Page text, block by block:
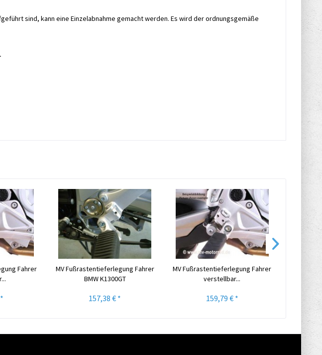
sind, kann eine Einzelabnahme gemacht werden. Es wird der ordnungsgemäße
Fahrer
MV Fußrastentieferlegung Fahrer
BMW K1300GT
157,38 € *
MV Fußrastentieferlegung Fahrer
verstellbar...
159,79 € *